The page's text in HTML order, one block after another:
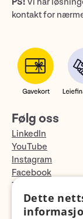
kontakt for
Følg oss
LinkedIn
YouTube
Instagram
Facebook
TikTok
Fotopodden
Dette